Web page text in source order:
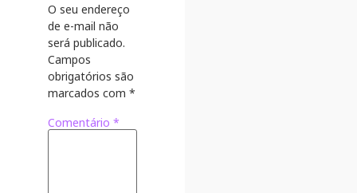
O seu endereço
de e-mail não
será publicado.
Campos
obrigatórios são
marcados com *
Comentário *